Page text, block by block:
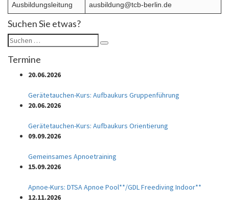
Ausbildungsleitung ausbildung@tcb-berlin.de
Suchen Sie etwas?
Suchen
nach:
Suchen
Termine
20.06.2026
Gerätetauchen-Kurs: Aufbaukurs Gruppenführung
20.06.2026
Gerätetauchen-Kurs: Aufbaukurs Orientierung
09.09.2026
Gemeinsames Apnoetraining
15.09.2026
Apnoe-Kurs: DTSA Apnoe Pool**/GDL Freediving Indoor**
12.11.2026